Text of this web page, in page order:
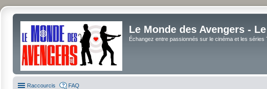
Le Monde des Avengers -
Échangez entre passionnés sur le cinéma et les séries
Raccourcis FAQ